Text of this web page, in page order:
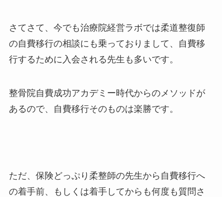
さてさて、今でも治療院経営ラボでは柔道整復師
の自費移行の相談にも乗っておりまして、自費移
行するために入会される先生も多いです。
整骨院自費成功アカデミー時代からのメソッドが
あるので、自費移行そのものは楽勝です。
ただ、保険どっぷり柔整師の先生から自費移行へ
の着手前、もしくは着手してからも何度も質問さ